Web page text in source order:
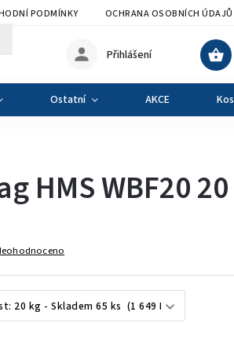
PODMÍNKY OCHRANA OSOBNÍCH ÚDAJŮ
Přihlášení
Ostatní AKCE
HMS WBF20